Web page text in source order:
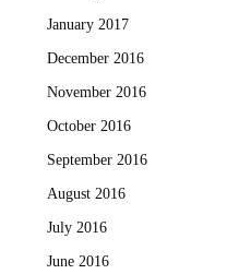
January 2017
December 2016
November 2016
October 2016
September 2016
August 2016
July 2016
June 2016